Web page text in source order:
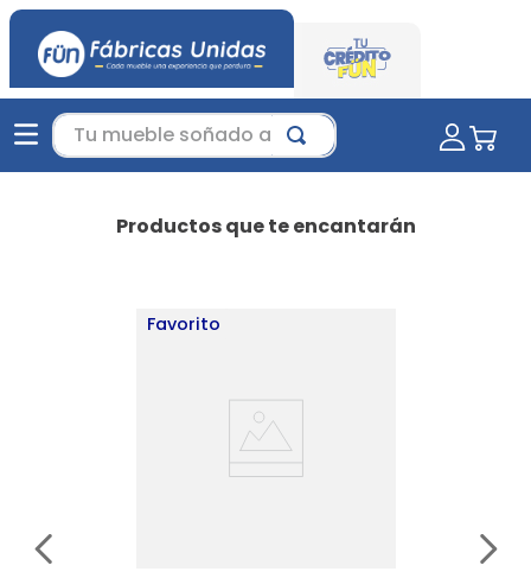
Tu mueble soñado aquí...
Productos que te encantarán
Favorito